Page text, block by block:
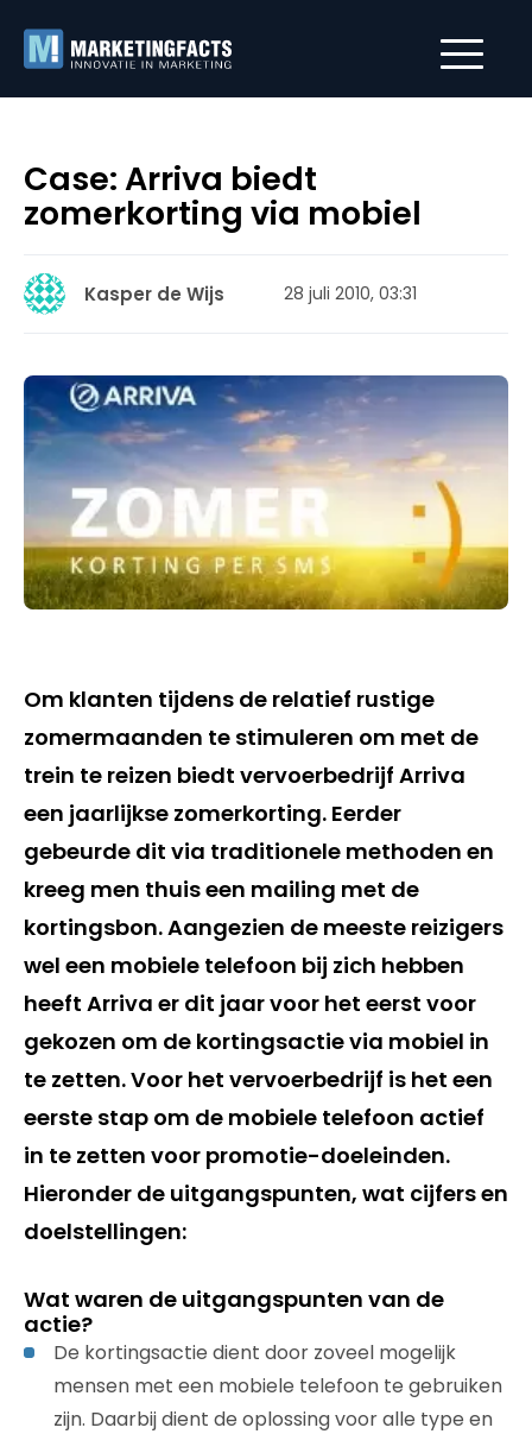
Case: Arriva biedt
zomerkorting via mobiel
Kasper de Wijs 28 juli 2010, 03:31
Om klanten tijdens de relatief rustige
zomermaanden te stimuleren om met de
trein te reizen biedt vervoerbedrijf Arriva
een jaarlijkse zomerkorting. Eerder
gebeurde dit via traditionele methoden en
kreeg men thuis een mailing met de
kortingsbon. Aangezien de meeste reizigers
wel een mobiele telefoon bij zich hebben
heeft Arriva er dit jaar voor het eerst voor
gekozen om de kortingsactie via mobiel in
te zetten. Voor het vervoerbedrijf is het een
eerste stap om de mobiele telefoon actief
in te zetten voor promotie-doeleinden.
Hieronder de uitgangspunten, wat cijfers en
doelstellingen:
Wat waren de uitgangspunten van de
actie?
De kortingsactie dient door zoveel mogelijk
mensen met een mobiele telefoon te gebruiken
zijn. Daarbij dient de oplossing voor alle type en